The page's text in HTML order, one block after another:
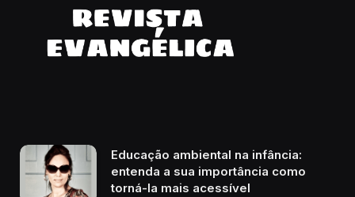
Educação ambiental na infância:
entenda a sua importância como
torná-la mais acessível